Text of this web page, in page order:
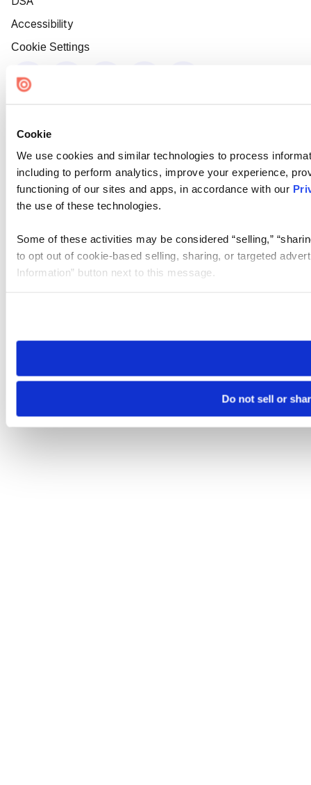
Cookie
We use cookies and similar technologies to process
including to perform analytics, improve your experience,
functioning of our sites and apps, in accordance with our
the use of these technologies.
Some of these activities may be considered “selling,”
to opt out of cookie-based selling, sharing, or targeted
Information” button next to this message.
need to be set again.
Do not sell or
Accessibility
Cookie Settings